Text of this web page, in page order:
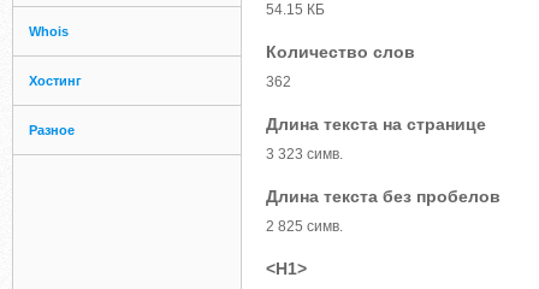
Whois
Хостинг
Разное
54.15 КБ
Количество слов
362
Длина текста на странице
3 323 симв.
Длина текста без пробелов
2 825 симв.
<H1>